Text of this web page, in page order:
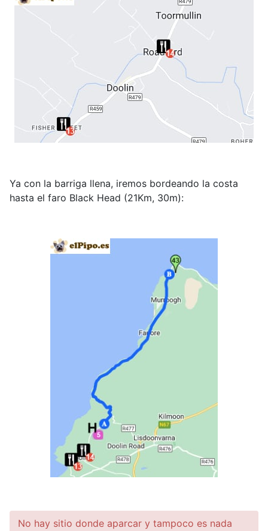
Ya con la barriga llena, iremos bordeando la costa
hasta el faro Black Head (21Km, 30m):
No hay sitio donde aparcar y tampoco es nada